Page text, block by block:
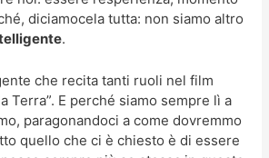
diciamocela tutta: non siamo altro
.
che recita tanti ruoli nel film
Terra”. E perché siamo sempre lì a
paragonandoci a come dovremmo
quello che ci è chiesto è di essere